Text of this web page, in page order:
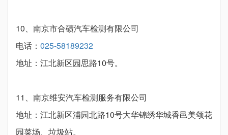
10、南京市合碛汽车检测有限公司
电话： 025-58189232
地址：江北新区园思路10号。
11、南京维安汽车检测服务有限公司
地址：江北新区浦园北路10号大华锦绣华城香邑美颂花
园菜场、垃圾站。